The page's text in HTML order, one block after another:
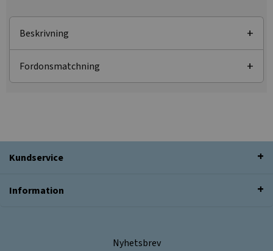
Beskrivning
Fordonsmatchning
Kundservice
Information
Nyhetsbrev